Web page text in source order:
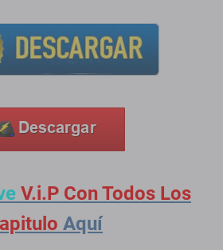
V.i.P Con Todos Los
Aquí